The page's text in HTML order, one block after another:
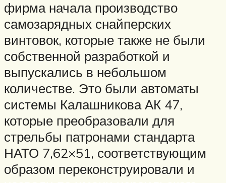
фирма начала производство
самозарядных снайперских
винтовок, которые также не были
собственной разработкой и
выпускались в небольшом
количестве. Это были автоматы
системы Калашникова АК 47,
которые преобразовали для
стрельбы патронами стандарта
НАТО 7,62×51, соответствующим
образом переконструировали и